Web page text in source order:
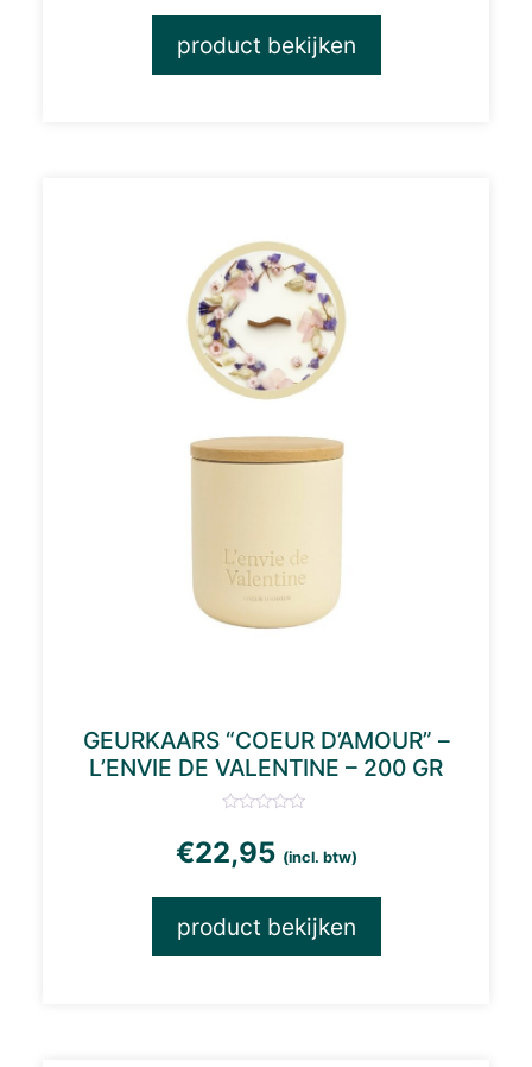
product bekijken
GEURKAARS “COEUR D’AMOUR” –
L’ENVIE DE VALENTINE – 200 GR
€22,95 (incl. btw)
product bekijken